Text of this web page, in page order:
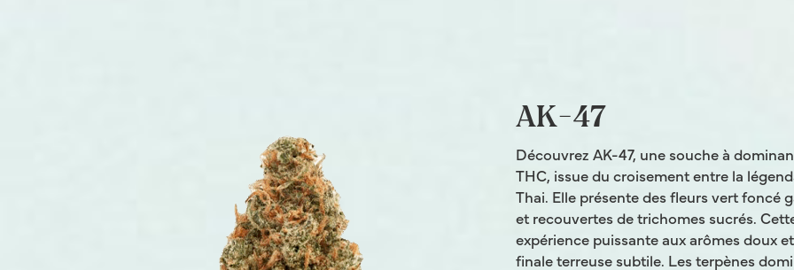
AK-47
Découvrez AK-47, une souche à
THC, issue du croisement entre la
Thai. Elle présente des fleurs vert foncé
et recouvertes de trichomes sucrés.
expérience puissante aux arômes doux
finale terreuse subtile. Les terpènes